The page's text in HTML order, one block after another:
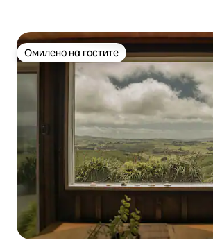
Омилено на гостите
Омилено на гостите